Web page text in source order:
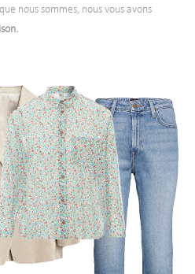
nous sommes, nous vous avons